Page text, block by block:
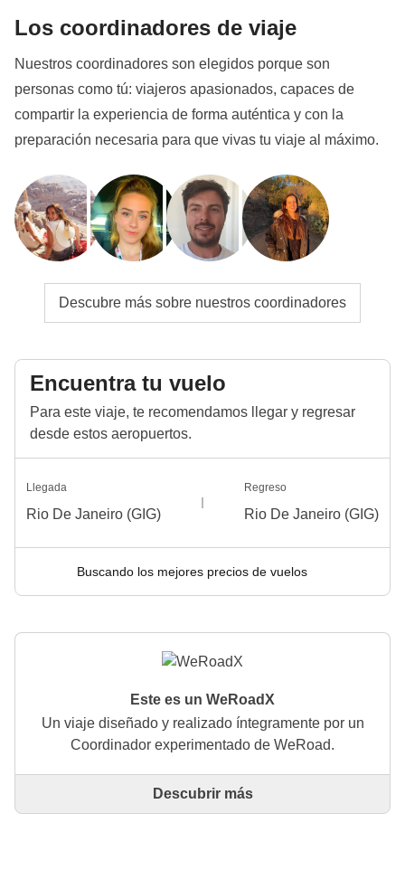
Los coordinadores de viaje
Nuestros coordinadores son elegidos porque son
personas como tú: viajeros apasionados, capaces de
compartir la experiencia de forma auténtica y con la
preparación necesaria para que vivas tu viaje al máximo.
Descubre más sobre nuestros coordinadores
Encuentra tu vuelo
Para este viaje, te recomendamos llegar y regresar
desde estos aeropuertos.
Llegada
Rio De Janeiro (GIG)
Regreso
Rio De Janeiro (GIG)
Buscando los mejores precios de vuelos
Este es un WeRoadX
Un viaje diseñado y realizado íntegramente por un
Coordinador experimentado de WeRoad.
Este es un viaje diseñado y realizado íntegramente
Descubrir más